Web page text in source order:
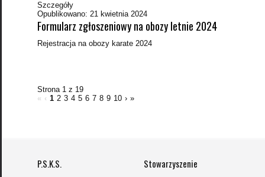
Szczegóły
Opublikowano: 21 kwietnia 2024
Formularz zgłoszeniowy na obozy letnie 2024
Rejestracja na obozy karate 2024
Strona 1 z 19
« ‹ 1 2 3 4 5 6 7 8 9 10 › »
P.S.K.S. Stowarzyszenie